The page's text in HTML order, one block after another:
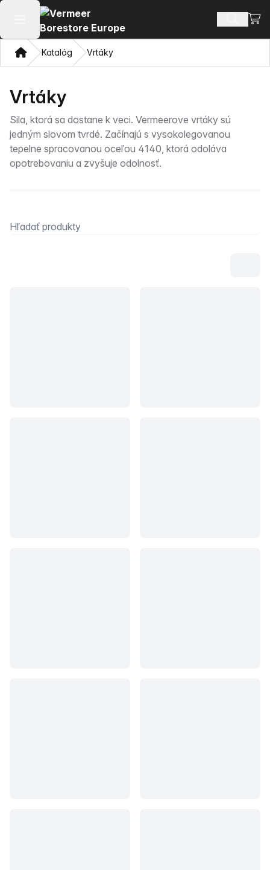
Otvoriť hlavné menu Hľadať
DomovKatalóg Vrtáky
Vrtáky
Sila, ktorá sa dostane k veci. Vermeerove vrtáky sú
jedným slovom tvrdé. Začínajú s vysokolegovanou
tepelne spracovanou oceľou 4140, ktorá odoláva
opotrebovaniu a zvyšuje odolnosť.